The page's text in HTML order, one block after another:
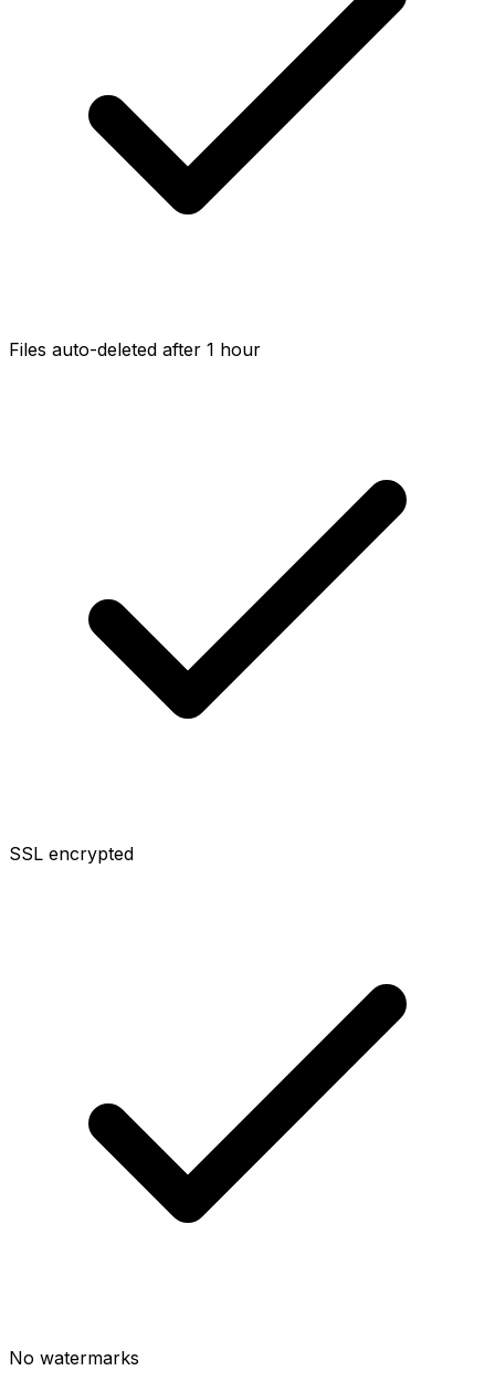
Files auto-deleted after 1 hour
SSL encrypted
No watermarks